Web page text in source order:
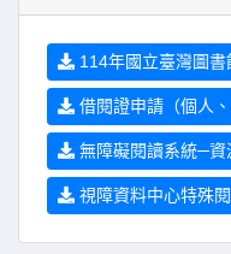
114年國立臺灣圖
借閱證申請（個人
無障礙閱讀系統─資
視障資料中心特殊